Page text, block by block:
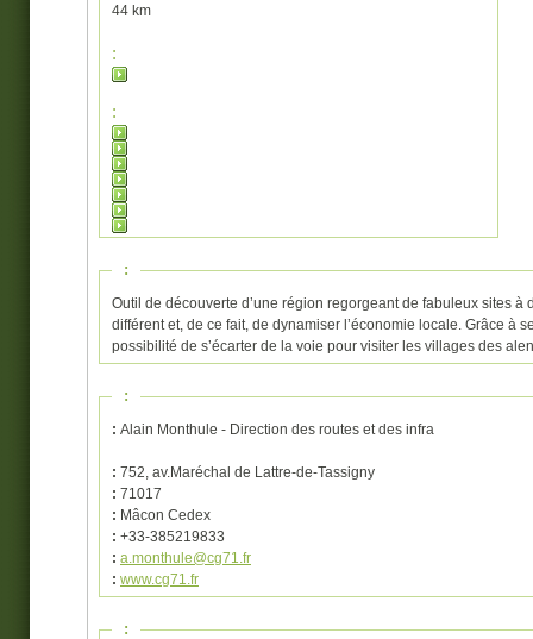
44 km
:
:
:
Outil de découverte d’une région regorgeant de fabuleux sites
différent et, de ce fait, de dynamiser l’économie locale. Grâce à
possibilité de s’écarter de la voie pour visiter les villages des
:
: Alain Monthule - Direction des routes et des infra
: 752, av.Maréchal de Lattre-de-Tassigny
: 71017
: Mâcon Cedex
: +33-385219833
: a.monthule@cg71.fr
: www.cg71.fr
: